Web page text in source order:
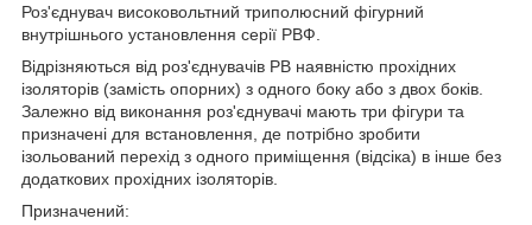
Роз'єднувач високовольтний триполюсний фігурний
внутрішнього установлення серії РВФ.
Відрізняються від роз'єднувачів РВ наявністю прохідних
ізоляторів (замість опорних) з одного боку або з двох боків.
Залежно від виконання роз'єднувачі мають три фігури та
призначені для встановлення, де потрібно зробити
ізольований перехід з одного приміщення (відсіка) в інше без
додаткових прохідних ізоляторів.
Призначений: